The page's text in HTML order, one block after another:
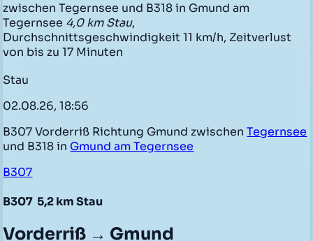
zwischen Tegernsee und B318 in Gmund am
Tegernsee 4,0 km Stau,
Durchschnittsgeschwindigkeit 11 km/h, Zeitverlust
von bis zu 17 Minuten
Stau
02.08.26, 18:56
B307 Vorderriß Richtung Gmund zwischenTegernsee
und B318 in Gmund am Tegernsee
B307
B307 5,2 km Stau
Vorderriß → Gmund